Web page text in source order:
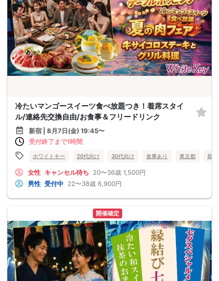
冷たいマンゴースイーツ食べ放題つき！着席スタイ
ル/連絡先交換自由/お食事＆フリードリンク
新宿 | 8月7日(金) 19:45〜
受付終了まで1時間
ホワイトキー 20代向け 30代向け 食事あり 東京都 新宿
女性 キャンセル待ち 20〜36歳 1,500円
男性 受付中 22〜38歳 6,900円
開催確定